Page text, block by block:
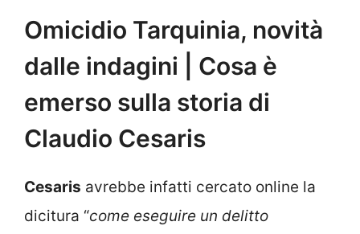
Omicidio Tarquinia, novità
dalle indagini | Cosa è
emerso sulla storia di
Claudio Cesaris
Cesaris avrebbe infatti cercato online la
dicitura “come eseguire un delitto